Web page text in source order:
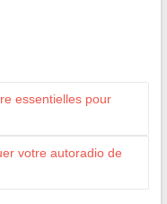
essentielles pour
votre autoradio de